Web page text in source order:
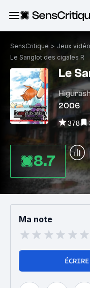
SensCritique > Jeux vidéo
Le Sanglot des cigales R
Le
2006
378
8.7
Ma note